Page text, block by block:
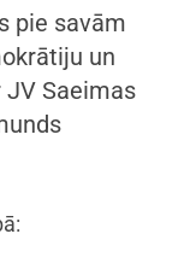
pie savām
un
JV Saeimas